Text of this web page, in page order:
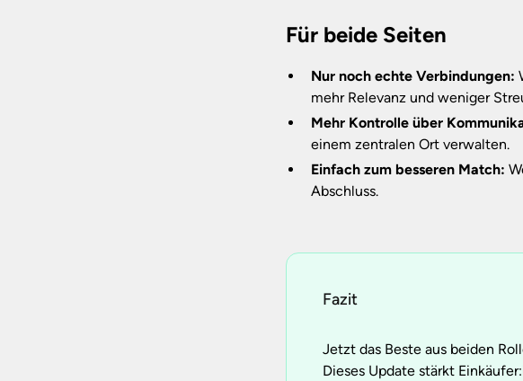
Für beide Seiten
Nur noch echte Verbindungen:
mehr Relevanz und weniger
Mehr Kontrolle über
einem zentralen Ort verwalten.
Einfach zum besseren Match:
Abschluss.
Fazit
Jetzt das Beste aus beiden
Dieses Update stärkt